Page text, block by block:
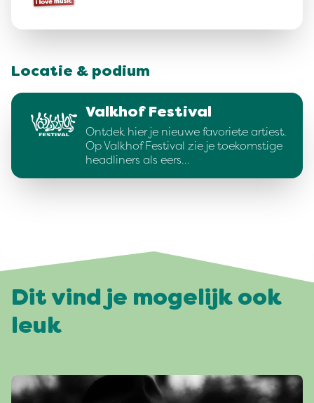
Locatie & podium
Valkhof Festival
Ontdek hier je nieuwe favoriete artiest.
Op Valkhof Festival zie je toekomstige
headliners als eers…
Dit vind je mogelijk ook
leuk